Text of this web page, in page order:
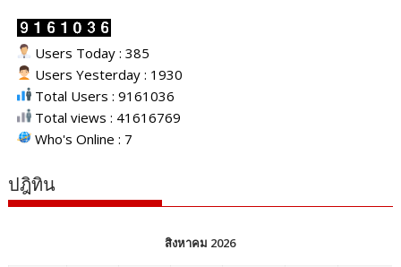
Users Today : 385
Users Yesterday : 1930
Total Users : 9161036
Total views : 41616769
Who's Online : 7
ปฎิทิน
สิงหาคม 2026